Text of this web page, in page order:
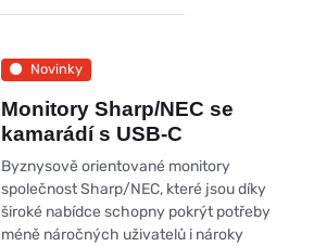
Novinky
Monitory Sharp/NEC se
kamarádí s USB-C
Byznysově orientované monitory
společnost Sharp/NEC, které jsou díky
široké nabídce schopny pokrýt potřeby
méně náročných uživatelů i nároky